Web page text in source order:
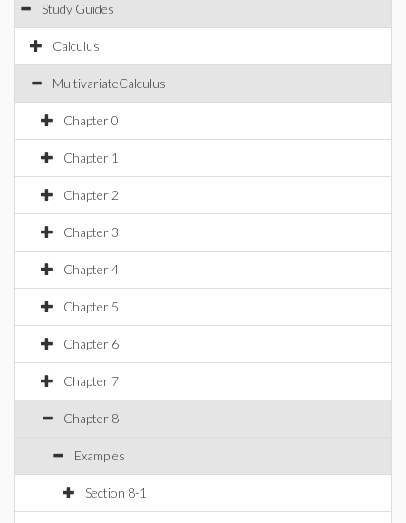
Study Guides
Calculus
MultivariateCalculus
Chapter 0
Chapter 1
Chapter 2
Chapter 3
Chapter 4
Chapter 5
Chapter 6
Chapter 7
Chapter 8
Examples
Section 8-1